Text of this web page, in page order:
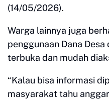
(14/05/2026).
Warga lainnya juga
penggunaan Dana
terbuka dan mudah
“Kalau bisa informasi
masyarakat tahu